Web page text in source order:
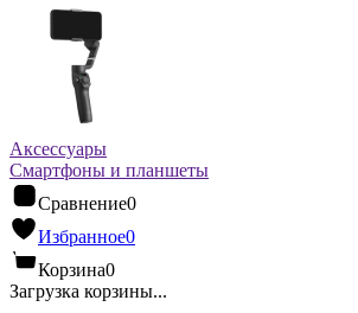
Аксессуары
Смартфоны и планшеты
Сравнение0
Избранное0
Корзина0
Загрузка корзины...